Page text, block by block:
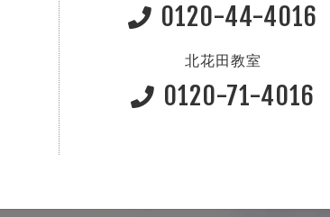
0120-44-4016
北花田教室
0120-71-4016